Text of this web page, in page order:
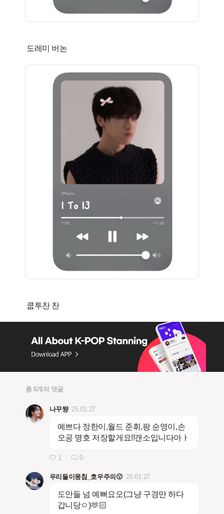
쿱투찬 찬
총 6개의 댓글
나꾸쨩 25.01.27
예쁘다 정한이,월드 준휘,팡 순영이,손
오공 명호 저장할게요!!갠소입니다아ㅏ
1 0
우리둘이뭉침_호우주의😗 25.01.27
도안들 넘 예뻐요오(그냥 구경만 하다
갑니당ㅇ)🫶🏻